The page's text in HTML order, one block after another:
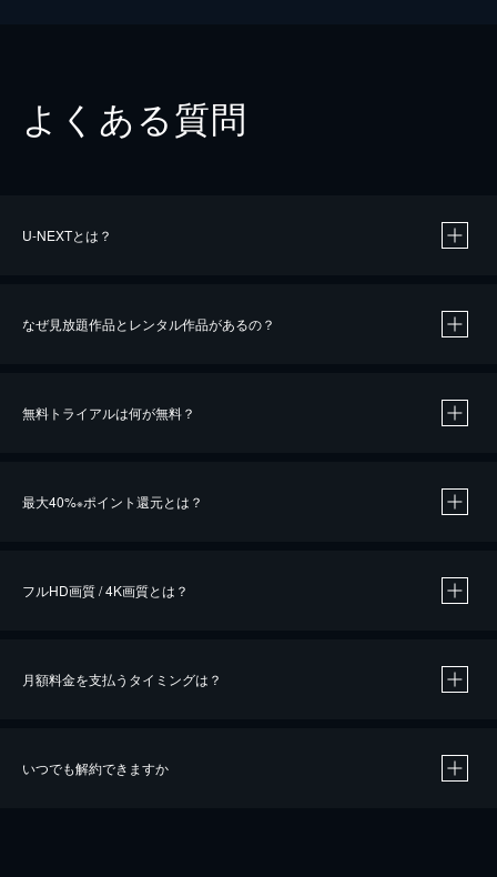
よくある質問
U-NEXTとは？
なぜ見放題作品とレンタル作品があるの？
無料トライアルは何が無料？
最大40%※ポイント還元とは？
※40％ポイント還元の対象は、クレジットカード決済による作品の購入 / レンタルです。
iOSアプリのUコイン決済による作品の購入 / レンタルは、20％のポイント還元です。
フルHD画質 / 4K画質とは？
月額料金を支払うタイミングは？
いつでも解約できますか